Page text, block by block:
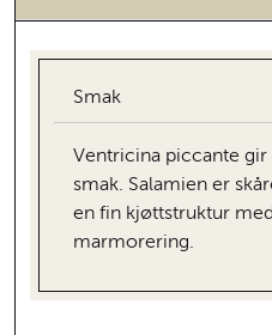
Smak
Ventricina piccante
smak. Salamien er
en fin kjøttstruktur
marmorering.